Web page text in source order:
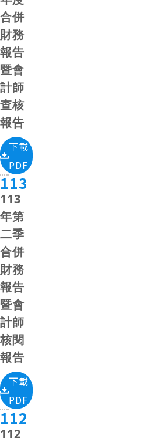
合併
財務
報告
暨會
計師
查核
報告
下載
PDF
113
113
年第
二季
合併
財務
報告
暨會
計師
核閱
報告
下載
PDF
112
112